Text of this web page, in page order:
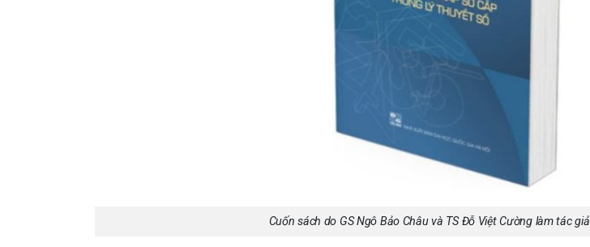
Cuốn sách do GS Ngô Bảo Châu và TS Đỗ Việt Cường làm tác giả